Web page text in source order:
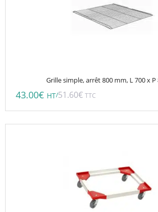
Grille simple, arrêt 800 mm, L 700 x P
43.00€ HT/51.60€ TTC